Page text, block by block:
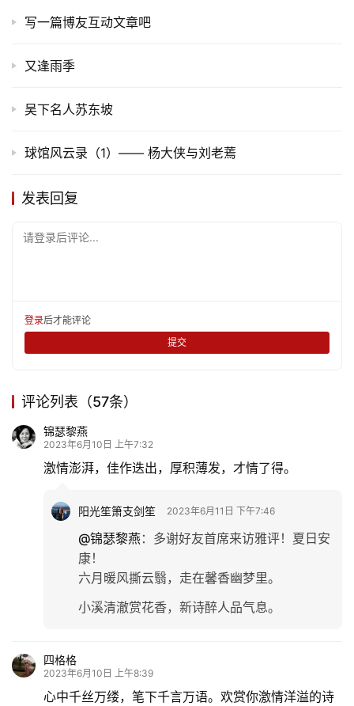
写一篇博友互动文章吧
又逢雨季
吴下名人苏东坡
球馆风云录（1）—— 杨大侠与刘老蔫
发表回复
请登录后评论...
登录后才能评论
提交
评论列表（57条）
锦瑟黎燕
2023年6月10日 上午7:32
激情澎湃，佳作迭出，厚积薄发，才情了得。
阳光笙箫支剑笙 2023年6月11日 下午7:46
@锦瑟黎燕： 多谢好友首席来访雅评！夏日安
康！
六月暖风撕云翳，走在馨香幽梦里。
小溪清澈赏花香，新诗醉人品气息。
四格格
2023年6月10日 上午8:39
心中千丝万缕，笔下千言万语。欢赏你激情洋溢的诗